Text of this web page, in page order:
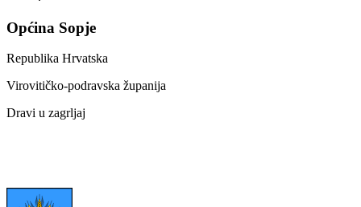
Općina Sopje
Republika Hrvatska
Virovitičko-podravska županija
Dravi u zagrljaj